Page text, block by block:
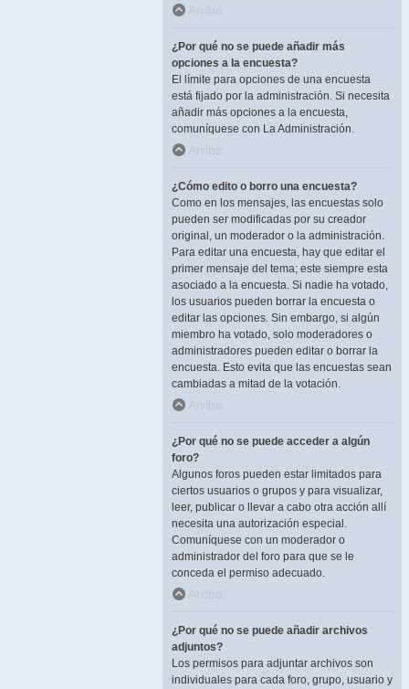
Arriba
¿Por qué no se puede añadir más
opciones a la encuesta?
El límite para opciones de una encuesta
está fijado por la administración. Si necesita
añadir más opciones a la encuesta,
comuníquese con La Administración.
Arriba
¿Cómo edito o borro una encuesta?
Como en los mensajes, las encuestas solo
pueden ser modificadas por su creador
original, un moderador o la administración.
Para editar una encuesta, hay que editar el
primer mensaje del tema; este siempre esta
asociado a la encuesta. Si nadie ha votado,
los usuarios pueden borrar la encuesta o
editar las opciones. Sin embargo, si algún
miembro ha votado, solo moderadores o
administradores pueden editar o borrar la
encuesta. Esto evita que las encuestas sean
cambiadas a mitad de la votación.
Arriba
¿Por qué no se puede acceder a algún
foro?
Algunos foros pueden estar limitados para
ciertos usuarios o grupos y para visualizar,
leer, publicar o llevar a cabo otra acción allí
necesita una autorización especial.
Comuníquese con un moderador o
administrador del foro para que se le
conceda el permiso adecuado.
Arriba
¿Por qué no se puede añadir archivos
adjuntos?
Los permisos para adjuntar archivos son
individuales para cada foro, grupo, usuario y